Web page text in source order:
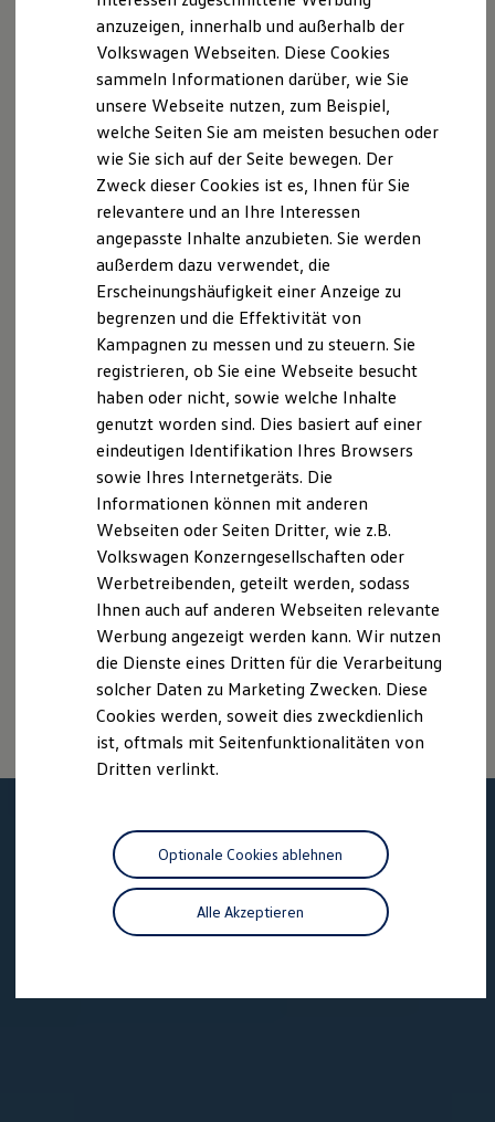
VW Connect für Ihren Transporter/Caravelle
VW Connect für Ihren Amarok
VW Connect für andere Modelle
Connect Pro
Fleet Interface Data
Multistop Pathfinder
Übersicht Software Updates
Digitales Bordbuch
Fahrerassistenz- und Sicherheitssysteme
Kontrollleuchten
Batterieverordnung
XTL-Dieselkraftstoff
Ersatzteile und Betriebsflüssigkeiten
Original Zubehör und Lifestyle Produkte
myVolkswagen
myVolkswagen Business
Elektrisch & Autonom
Elektro - & Hybridfahrzeuge
Unser Ansatz
Klimafreundlicher Strom
Reichweite & Ladelösungen
Reichweitensimulator
Ladezeitensimulator
Ladelösungen für Privatkunden
Ladelösungen für Gewerbekunden
Bidirektionales Laden
Förderung & Kosten der Elektrofahrzeuge
Fördermöglichkeiten für Privatkunden
Kostensimulator
Autonomes Fahren
Mehr zum ID. Buzz
California Welt
California Club
California Magazin & Ratgeber
California Reisen & Erlebnisse
California App
California Lifestyle & Zubehör
Übernachten im California
Unternehmen
Karriere im Autohaus
Erhältlich mit den Paketen Comfort Paket/Comfort Paket Plus
oder dem Paket Assistance Plus.
Die in dieser Darstellung gezeigten Fahrzeuge und
Ausstattungen können in einzelnen Details vom aktuellen
deutschen Lieferprogramm abweichen. Abgebildet sind
Mehrpreis.
Bitte beachten Sie auch unseren Konfigurator für eine
Übersicht der aktuell verfügbaren Modelle und Ausstattungen.
Die angegebenen Verbrauchs- und Emissionswerte beziehen
sich nicht auf ein einzelnes Fahrzeug und sind nicht Bestandteil
des Angebots, sondern dienen allein Vergleichszwecken
zwischen den verschiedenen Fahrzeugtypen.
Zusatzausstattungen und Zubehör (Anbauteile, Reifenformat
usw.) können relevante Fahrzeugparameter, wiez. B.Gewicht,
Rollwiderstand und Aerodynamik verändern und neben
Witterungs- und Verkehrsbedingungen sowie dem
individuellen Fahrverhalten den Kraftstoffverbrauch, den
Stromverbrauch, die CO₂-Emissionen und die
Fahrleistungswerte eines Fahrzeugs beeinflussen.
Weitere Informationen zum offiziellen Kraftstoffverbrauch und
den offiziellen spezifischen CO₂-Emissionen neuer
Personenkraftwagen können dem „Leitfaden über den
Kraftstoffverbrauch, die CO₂-Emissionen und den
Stromverbrauch neuer Personenkraftwagen“ entnommen
werden, der an allen Verkaufsstellen und bei der DAT
Deutsche Automobil Treuhand GmbH, Hellmuth-Hirth-Str. 1, D-
www.dat.de/co2
anzuzeigen, innerhalb und außerhalb der
Volkswagen Webseiten. Diese Cookies
sammeln Informationen darüber, wie Sie
unsere Webseite nutzen, zum Beispiel,
welche Seiten Sie am meisten besuchen oder
wie Sie sich auf der Seite bewegen. Der
Zweck dieser Cookies ist es, Ihnen für Sie
relevantere und an Ihre Interessen
angepasste Inhalte anzubieten. Sie werden
außerdem dazu verwendet, die
Erscheinungshäufigkeit einer Anzeige zu
begrenzen und die Effektivität von
Kampagnen zu messen und zu steuern. Sie
registrieren, ob Sie eine Webseite besucht
haben oder nicht, sowie welche Inhalte
genutzt worden sind. Dies basiert auf einer
eindeutigen Identifikation Ihres Browsers
sowie Ihres Internetgeräts. Die
Informationen können mit anderen
Webseiten oder Seiten Dritter, wie z.B.
Volkswagen Konzerngesellschaften oder
Werbetreibenden, geteilt werden, sodass
Ihnen auch auf anderen Webseiten relevante
Werbung angezeigt werden kann. Wir nutzen
die Dienste eines Dritten für die Verarbeitung
solcher Daten zu Marketing Zwecken. Diese
Cookies werden, soweit dies zweckdienlich
ist, oftmals mit Seitenfunktionalitäten von
Dritten verlinkt.
Alle Akzeptieren
Optionale Cookies ablehnen